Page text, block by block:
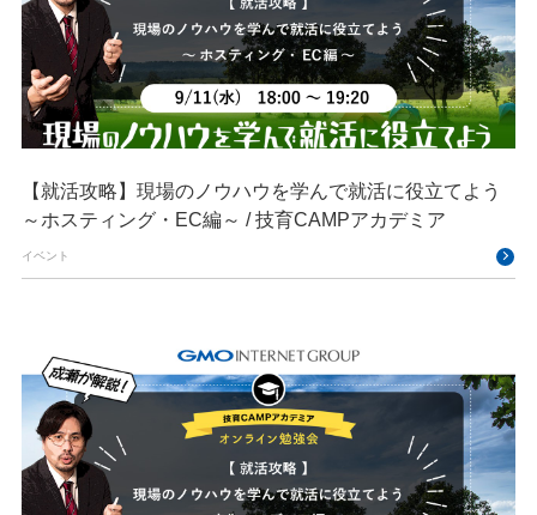
【就活攻略】現場のノウハウを学んで就活に役立てよう
～ホスティング・EC編～ / 技育CAMPアカデミア
イベント